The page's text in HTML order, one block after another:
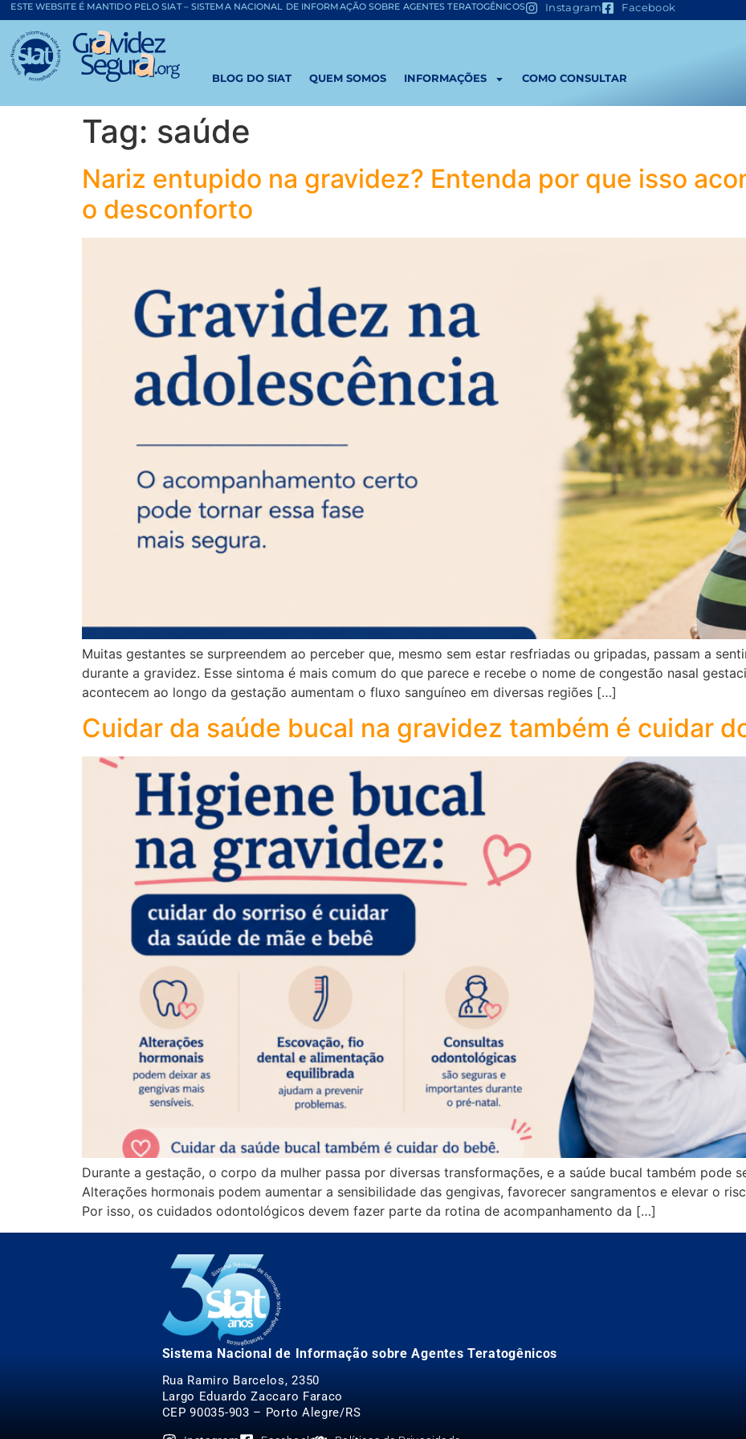
conteúdo
ESTE WEBSITE É MANTIDO PELO SIAT – SISTEMA NACIONAL DE INFORMAÇÃO SOBRE AGENTES TERATOGÊNICOS Instagram Facebook
BLOG DO SIAT QUEM SOMOS INFORMAÇÕES COMO CONSULTAR
Tag: saúde
Nariz entupido na gravidez? Entenda por que isso
o desconforto
Muitas gestantes se surpreendem ao perceber que, mesmo sem estar resfriadas ou gripadas, passam a
durante a gravidez. Esse sintoma é mais comum do que parece e recebe o nome de congestão nasal
acontecem ao longo da gestação aumentam o fluxo sanguíneo em diversas regiões […]
Cuidar da saúde bucal na gravidez também é cuidar
Durante a gestação, o corpo da mulher passa por diversas transformações, e a saúde bucal também pode
Alterações hormonais podem aumentar a sensibilidade das gengivas, favorecer sangramentos e elevar o
Por isso, os cuidados odontológicos devem fazer parte da rotina de acompanhamento da […]
Sistema Nacional de Informação sobre Agentes Teratogênicos
Rua Ramiro Barcelos, 2350
Largo Eduardo Zaccaro Faraco
CEP 90035-903 – Porto Alegre/RS